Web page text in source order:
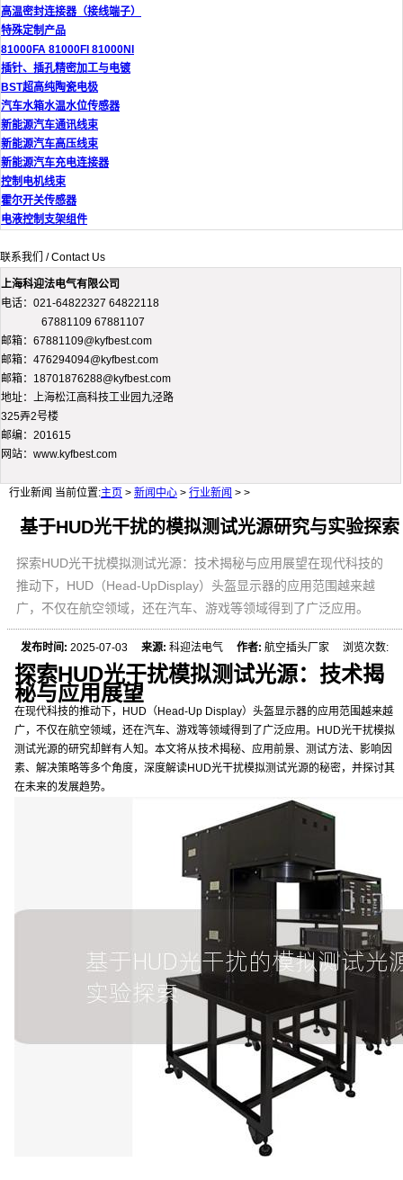
高温密封连接器（接线端子）
特殊定制产品
81000FA 81000FI 81000NI
插针、插孔精密加工与电镀
BST超高纯陶瓷电极
汽车水箱水温水位传感器
新能源汽车通讯线束
新能源汽车高压线束
新能源汽车充电连接器
控制电机线束
霍尔开关传感器
电液控制支架组件
联系我们 / Contact Us
上海科迎法电气有限公司
电话：021-64822327 64822118
67881109 67881107
邮箱：67881109@kyfbest.com
邮箱：476294094@kyfbest.com
邮箱：18701876288@kyfbest.com
地址：上海松江高科技工业园九泾路
325弄2号楼
邮编：201615
网站：www.kyfbest.com
行业新闻 当前位置:主页 > 新闻中心 > 行业新闻 > >
基于HUD光干扰的模拟测试光源研究与实验探索
探索HUD光干扰模拟测试光源：技术揭秘与应用展望在现代科技的
推动下，HUD（Head-UpDisplay）头盔显示器的应用范围越来越
广，不仅在航空领域，还在汽车、游戏等领域得到了广泛应用。
发布时间: 2025-07-03来源: 科迎法电气作者: 航空插头厂家 浏览次数:
探索HUD光干扰模拟测试光源：技术揭
秘与应用展望
在现代科技的推动下，HUD（Head-Up Display）头盔显示器的应用范围越来越
广，不仅在航空领域，还在汽车、游戏等领域得到了广泛应用。HUD光干扰模拟
测试光源的研究却鲜有人知。本文将从技术揭秘、应用前景、测试方法、影响因
素、解决策略等多个角度，深度解读HUD光干扰模拟测试光源的秘密，并探讨其
在未来的发展趋势。